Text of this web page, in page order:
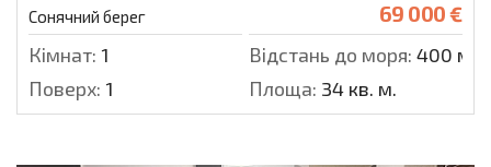
Сонячний берег 69 000 €
Кімнат: 1 Відстань до моря: 400 м.
Поверх: 1 Площа: 34 кв. м.